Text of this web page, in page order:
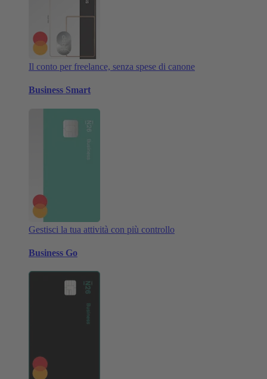
Il conto per freelance, senza spese di canone
Business Smart
Gestisci la tua attività con più controllo
Business Go